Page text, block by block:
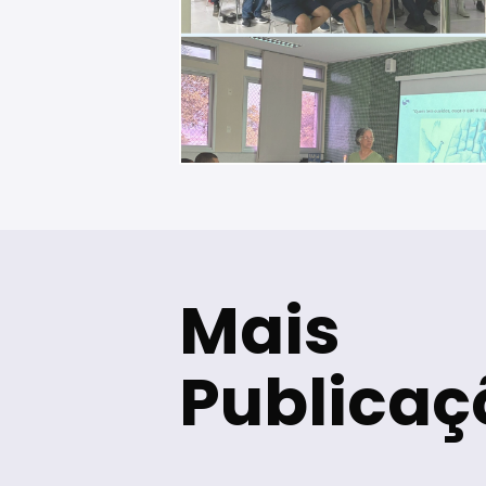
Mais